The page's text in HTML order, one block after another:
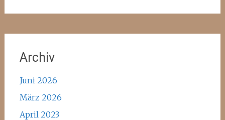
Archiv
Juni 2026
März 2026
April 2023